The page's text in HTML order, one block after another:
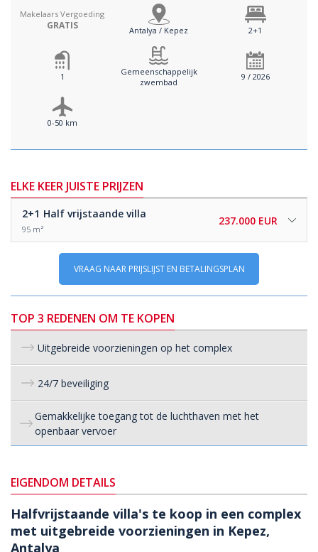
Makelaars Vergoeding
GRATIS Antalya / Kepez 2+1
1
Gemeenschappelijk
zwembad
9 / 2026
0-50 km
ELKE KEER JUISTE PRIJZEN
2+1 Half vrijstaande villa
95 m²
237.000 EUR
VRAAG NAAR PRIJSLIJST EN BETALINGSPLAN
TOP 3 REDENEN OM TE KOPEN
Uitgebreide voorzieningen op het complex
24/7 beveiliging
Gemakkelijke toegang tot de luchthaven met het
openbaar vervoer
EIGENDOM DETAILS
Halfvrijstaande villa's te koop in een complex
met uitgebreide voorzieningen in Kepez,
Antalya